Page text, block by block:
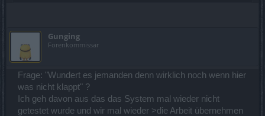
Gunging
Forenkommissar
Frage: "Wundert es jemanden denn wirklich noch wenn hier
was nicht klappt" ?
Ich geh davon aus das das System mal wieder nicht
getestet wurde und wir mal wieder >die Arbeit übernehmen